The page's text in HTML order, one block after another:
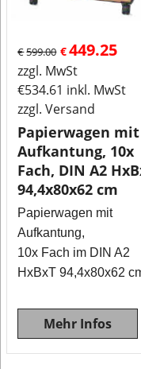
€599.00 €449.25
zzgl. MwSt
€534.61 inkl. MwSt
zzgl. Versand
Papierwagen mit
Aufkantung, 10x
Fach, DIN A2
94,4x80x62 cm
Papierwagen mit
Aufkantung,
10x Fach im DIN A2
HxBxT 94,4x80x62
Mehr Infos